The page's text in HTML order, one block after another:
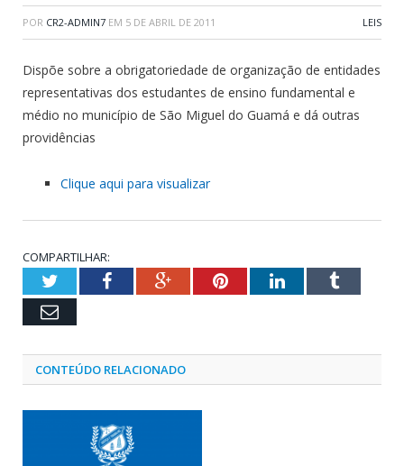
POR CR2-ADMIN7 EM 5 DE ABRIL DE 2011 LEIS
Dispõe sobre a obrigatoriedade de organização de entidades
representativas dos estudantes de ensino fundamental e
médio no município de São Miguel do Guamá e dá outras
providências
Clique aqui para visualizar
COMPARTILHAR:
TwitterFacebookGoogle+PinterestLinkedInTumblr
Email
CONTEÚDO RELACIONADO